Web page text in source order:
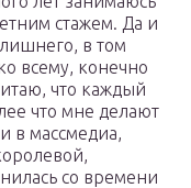
стажем. Да и
в том
всему, конечно
что каждый
что мне делают
в массмедиа,
со времени